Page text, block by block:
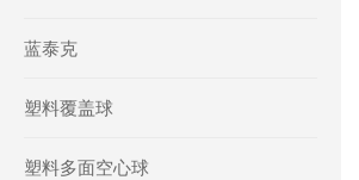
蓝泰克
塑料覆盖球
塑料多面空心球